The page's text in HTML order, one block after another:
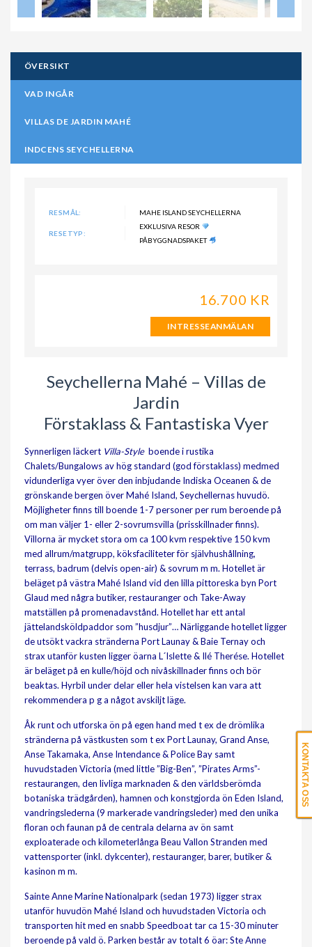
ÖVERSIKT
VAD INGÅR
VILLAS DE JARDIN MAHÉ
INDCENS SEYCHELLERNA
RESMÅL: MAHE ISLAND SEYCHELLERNA
RESETYP:
EXKLUSIVA RESOR
PÅBYGGNADSPAKET
16.700 KR
INTRESSEANMÄLAN
Seychellerna Mahé – Villas de
Jardin
Förstaklass & Fantastiska Vyer
Synnerligen läckert Villa-Styleboende i rustika
Chalets/Bungalows av hög standard (god förstaklass) medmed
vidunderliga vyer över den inbjudande Indiska Oceanen & de
grönskande bergen över Mahé Island, Seychellernas huvudö.
Möjligheter finns till boende 1-7 personer per rum beroende på
om man väljer 1- eller 2-sovrumsvilla (prisskillnader finns).
Villorna är mycket stora om ca 100 kvm respektive 150 kvm
med allrum/matgrupp, köksfaciliteter för självhushållning,
terrass, badrum (delvis open-air) & sovrum m m. Hotellet är
beläget på västra Mahé Island vid den lilla pittoreska byn Port
Glaud med några butiker, restauranger och Take-Away
matställen på promenadavstånd. Hotellet har ett antal
jättelandsköldpaddor som ”husdjur”… Närliggande hotellet ligger
de utsökt vackra stränderna Port Launay & Baie Ternay och
strax utanför kusten ligger öarna L´Islette & Ilé Therése. Hotellet
är beläget på en kulle/höjd och nivåskillnader finns och bör
beaktas. Hyrbil under delar eller hela vistelsen kan vara att
rekommendera p g a något avskiljt läge.
Åk runt och utforska ön på egen hand med t ex de drömlika
stränderna på västkusten som t ex Port Launay, Grand Anse,
Anse Takamaka, Anse Intendance & Police Bay samt
huvudstaden Victoria (med little ”Big-Ben”, ”Pirates Arms”-
restaurangen, den livliga marknaden & den världsberömda
botaniska trädgården), hamnen och konstgjorda ön Eden Island,
vandringslederna (9 markerade vandringsleder) med den unika
floran och faunan på de centrala delarna av ön samt
exploaterade och kilometerlånga Beau Vallon Stranden med
vattensporter (inkl. dykcenter), restauranger, barer, butiker &
kasinon m m.
Sainte Anne Marine Nationalpark (sedan 1973) ligger strax
utanför huvudön Mahé Island och huvudstaden Victoria och
transporten hit med en snabb Speedboat tar ca 15-30 minuter
beroende på vald ö. Parken består av totalt 6 öar: Ste Anne
KONTAKTA OSS